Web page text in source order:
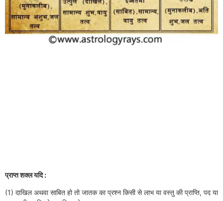
प्राप्त शक्ल यदि :
(1) दाखिल अथवा साबित हो तो जातक का प्रश्न किसी से लाभ या वस्तु की प्राप्ति, पद या